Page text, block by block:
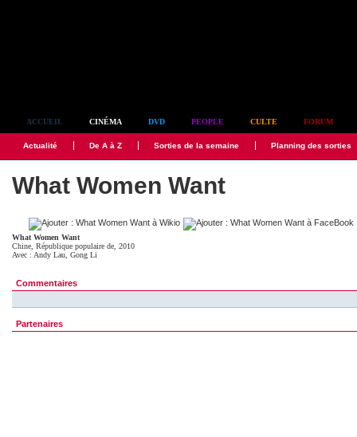
ACCUEIL CINÉMA DVD PEOPLE CULTE FORUM
Actualité De A à Z Sorties de la semaine Planning des sorties
What Women Want
What Women Want
Chine, République populaire de, 2010
Avec : Andy Lau Gong Li
Commentaires
Partenaires